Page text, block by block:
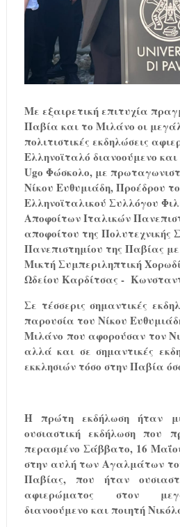
Με εξαιρετική επιτυχία
Παβία και το Μιλάνο οι
πολιτιστικές εκδηλώσεις
Ελληνοϊταλό διανοούμενο και
Ugo Φώσκολο, με
Νίκου Ευθυμιάδη, Προέδρου
Ελληνοϊταλικού Συλλόγου
Αποφοίτων Ιταλικών
αποφοίτου της Πολυτεχνικής
Πανεπιστημίου της Παβίας
Μικτή Συμπεριληπτική
Ωδείου Καρδίτσας -
Σε τέσσερις σημαντικές
παρουσία του Νίκου
Μιλάνο που αφορούσαν τον
αλλά και σε σημαντικές
εκκλησιών τόσο στην Παβία
Η πρώτη εκδήλωση ήταν
ουσιαστική εκδήλωση που
περασμένο Σάββατο, 16
στην αυλή των Αγαλμάτων
Παβίας, που ήταν
αφιερώματος στον
διανοούμενο και ποιητή